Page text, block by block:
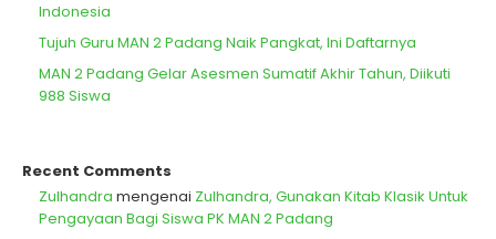
Indonesia
Tujuh Guru MAN 2 Padang Naik Pangkat, Ini Daftarnya
MAN 2 Padang Gelar Asesmen Sumatif Akhir Tahun, Diikuti
988 Siswa
Recent Comments
Zulhandra mengenai Zulhandra, Gunakan Kitab Klasik Untuk
Pengayaan Bagi Siswa PK MAN 2 Padang